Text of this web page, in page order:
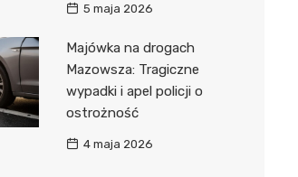
5 maja 2026
Majówka na drogach
Mazowsza: Tragiczne
wypadki i apel policji o
ostrożność
4 maja 2026